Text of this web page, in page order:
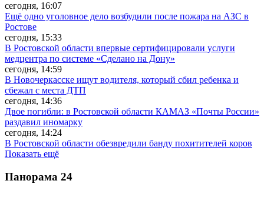
сегодня, 16:07
Ещё одно уголовное дело возбудили после пожара на АЗС в
Ростове
сегодня, 15:33
В Ростовской области впервые сертифицировали услуги
медцентра по системе «Сделано на Дону»
сегодня, 14:59
В Новочеркасске ищут водителя, который сбил ребенка и
сбежал с места ДТП
сегодня, 14:36
Двое погибли: в Ростовской области КАМАЗ «Почты России»
раздавил иномарку
сегодня, 14:24
В Ростовской области обезвредили банду похитителей коров
Показать ещё
Панорама 24